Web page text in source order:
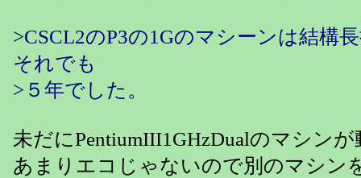
>CSCL2のP3の1Gのマシーンは結構
それでも
>５年でした。
未だにPentiumIII1GHzDualのマシン
あまりエコじゃないので別のマシン